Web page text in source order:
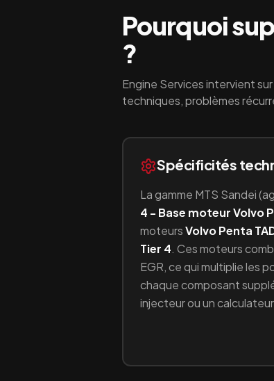
Pourquoi
?
Engine Services intervient sur
techniques, problèmes
Spécificités
La gamme MTS Sandei(
4 - Base moteur Volvo
moteursVolvo Penta
Tier 4. Ces moteurs
EGR, ce qui multiplie les
chaque composant
injecteur ou un